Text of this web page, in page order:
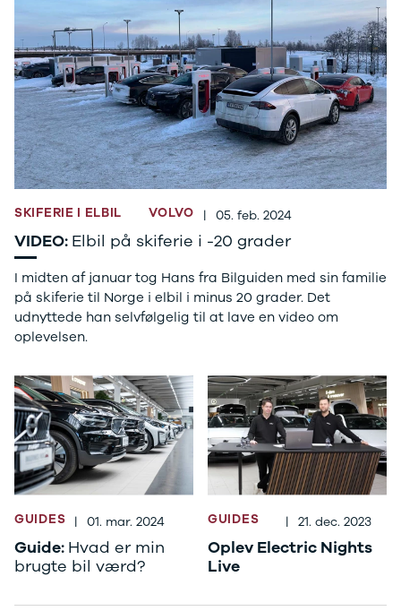
Transit
Connect
Transit
Custom
Transit 350
L2 Van
Transit 350
L3 Van
Transit 350
L3 Chassis
Transit 350
E-Transit
E-Transit
350 L3 Van
Honda
Civic
Jazz
Accord
CR-V
Hyundai
Se alle
Elbil
Ioniq
Ioniq 5
Kona
GUIDES | 01. mar. 2024
Guide: Hvad er min
brugte bil værd?
SKIFERIE I ELBIL VOLVO | 05. feb. 2024
VIDEO: Elbil på skiferie i -20 grader
I midten af januar tog Hans fra Bilguiden med sin familie
på skiferie til Norge i elbil i minus 20 grader. Det
udnyttede han selvfølgelig til at lave en video om
oplevelsen.
GUIDES | 21. dec. 2023
Oplev Electric Nights
Live